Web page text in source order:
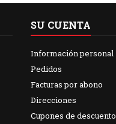
SU CUENTA
Información personal
Pedidos
Facturas por abono
Direcciones
Cupones de descuento